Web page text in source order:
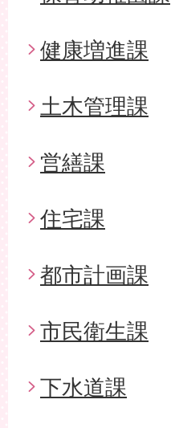
健康増進課
土木管理課
営繕課
住宅課
都市計画課
市民衛生課
下水道課